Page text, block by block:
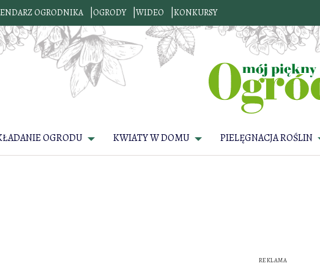
OGRODNIKA OGRODY WIDEO KONKURSY
OGRODU KWIATY W DOMU PIELĘGNACJA ROŚLIN